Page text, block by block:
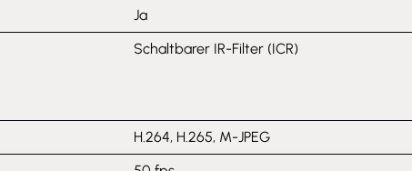
Ja
Schaltbarer IR-Filter (ICR)
H.264, H.265, M-JPEG